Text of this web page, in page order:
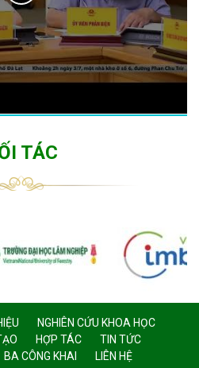
TÁC
NGHIÊN CỨU KHOA HỌC
HỢP TÁC
TIN TỨC
BA CÔNG KHAI LIÊN HỆ